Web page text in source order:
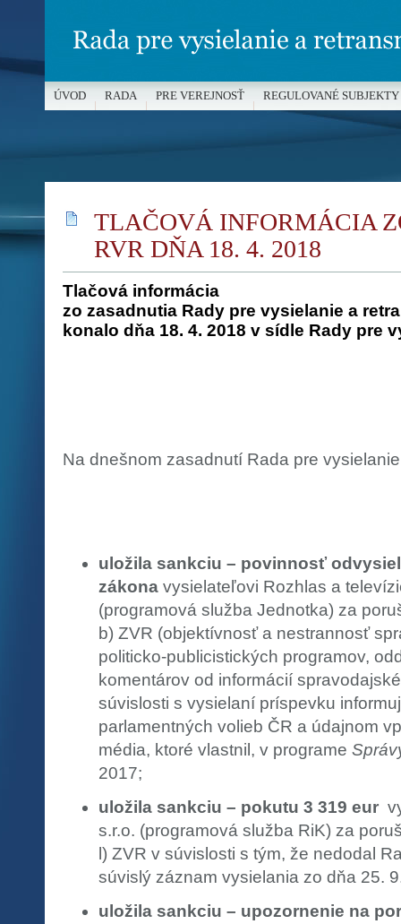
TLAČOVÁ INFORMÁCIA
RVR DŇA 18. 4. 2018
Tlačová informácia
zo zasadnutia Rady pre vysielanie a
konalo dňa 18. 4. 2018 v sídle Rady pre
Na dnešnom zasadnutí Rada pre
uložila sankciu – povinnosť
zákonavysielateľovi Rozhlas a
(programová služba Jednotka) za
b) ZVR (objektívnosť a nestrannosť
politicko-publicistických programov,
komentárov od informácií
súvislosti s vysielaní príspevku
parlamentných volieb ČR a údajnom
média, ktoré vlastnil, v programe
2017;
uložila sankciu – pokutu 3 319 eur
s.r.o. (programová služba RiK) za
l) ZVR v súvislosti s tým, že nedodal
súvislý záznam vysielania zo dňa 25.
uložila sankciu – upozornenie na
ÚVOD RADA PRE VEREJNOSŤ REGULOVANÉ SUBJEKTY